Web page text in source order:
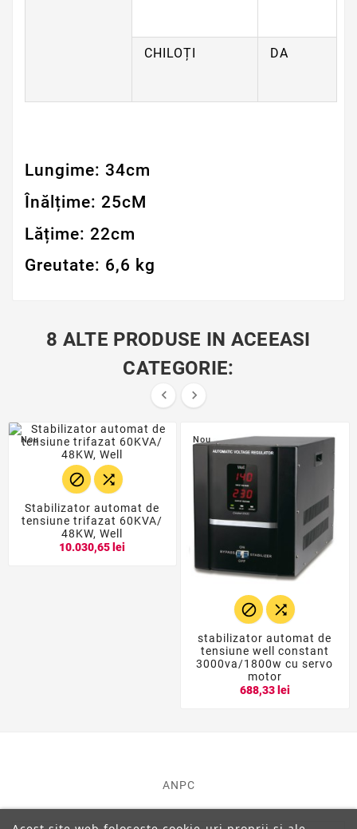
CHILOȚI DA
Lungime: 34cm
Înălțime: 25cM
Lățime: 22cm
Greutate: 6,6 kg
8 ALTE PRODUSE IN ACEEASI
CATEGORIE:
 
Nou
 
Stabilizator automat de
tensiune trifazat 60KVA/
48KW, Well
10.030,65 lei
Nou
 
stabilizator automat de
tensiune well constant
3000va/1800w cu servo
motor
688,33 lei
ANPC